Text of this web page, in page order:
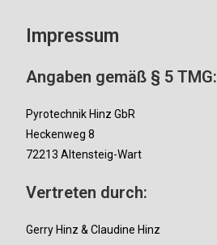
Impressum
Angaben gemäß § 5 TMG:
Pyrotechnik Hinz GbR
Heckenweg 8
72213 Altensteig-Wart
Vertreten durch:
Gerry Hinz & Claudine Hinz